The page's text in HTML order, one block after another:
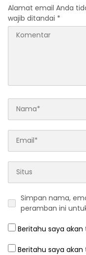
Alamat email Anda
wajib ditandai *
Simpan nama,
peramban ini
Beritahu saya
Beritahu saya